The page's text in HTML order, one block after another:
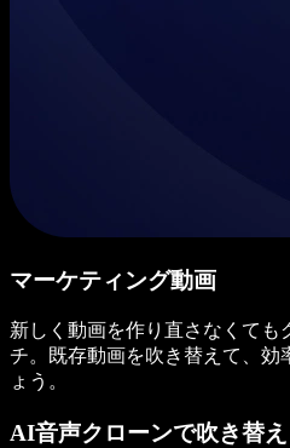
マーケティング動画
新しく動画を作り直さなくても
チ。既存動画を吹き替えて、効
ょう。
AI音声クローンで吹き替え